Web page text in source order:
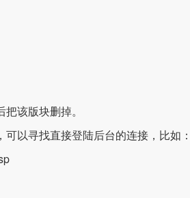
该版块删掉。
以寻找直接登陆后台的连接，比如：